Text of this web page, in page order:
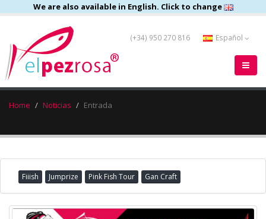
We are also available in English. Click to change
(+34) 950 270 816 Español
Home Noticias Entrada
Fiiish Jumprize Pink Fish Tour Gan Craft